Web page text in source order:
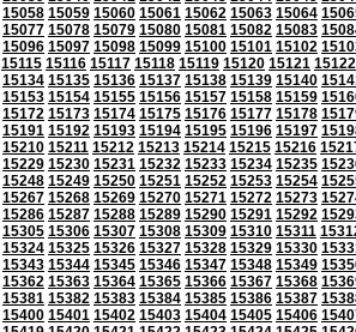
15058 15059 15060 15061 15062 15063 15064
15077 15078 15079 15080 15081 15082 15083
15096 15097 15098 15099 15100 15101 15102
15115 15116 15117 15118 15119 15120 15121 15122
15134 15135 15136 15137 15138 15139 15140
15153 15154 15155 15156 15157 15158 15159
15172 15173 15174 15175 15176 15177 15178
15191 15192 15193 15194 15195 15196 15197
15210 15211 15212 15213 15214 15215 15216
15229 15230 15231 15232 15233 15234 15235
15248 15249 15250 15251 15252 15253 15254
15267 15268 15269 15270 15271 15272 15273
15286 15287 15288 15289 15290 15291 15292
15305 15306 15307 15308 15309 15310 15311
15324 15325 15326 15327 15328 15329 15330
15343 15344 15345 15346 15347 15348 15349
15362 15363 15364 15365 15366 15367 15368
15381 15382 15383 15384 15385 15386 15387
15400 15401 15402 15403 15404 15405 15406